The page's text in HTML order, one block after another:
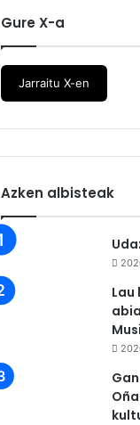
Gure X-a
Jarraitu X-en
Azken albisteak